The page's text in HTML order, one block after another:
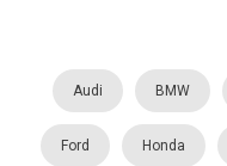
Audi BMW
Ford Honda